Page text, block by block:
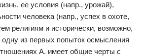
ее условия (напр., урожай),
человека (напр., успех в охоте,
религиям и исторически, возможно,
одну из первых попыток осмысления
А. имеет общие черты с